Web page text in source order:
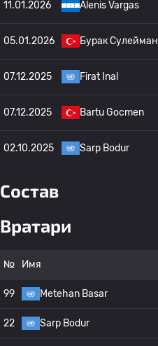
11.01.2026 Alenis Vargas
05.01.2026 Бурак Сулейман
07.12.2025 Firat Inal
07.12.2025 Bartu Gocmen
02.10.2025 Sarp Bodur
Состав
Вратари
№ Имя
99 Metehan Basar
22 Sarp Bodur